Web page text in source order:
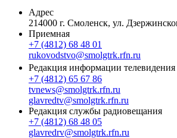
Адрес
214000 г. Смоленск, ул.
Приемная
+7 (4812) 68 48 01
rukovodstvo@smolgtrk.rfn.ru
Редакция информации
+7 (4812) 65 67 86
tvnews@smolgtrk.rfn.ru
glavredtv@smolgtrk.rfn.ru
Редакция службы радиовещания
+7 (4812) 68 48 05
glavredrv@smolgtrk.rfn.ru